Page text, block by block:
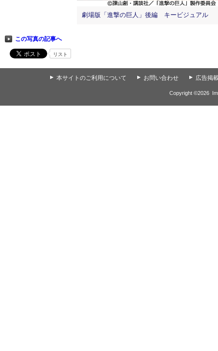
劇場版「進撃の巨人」後編 キービジュアル
この写真の記事へ
リスト
▲ 本サイトのご利用について ▲ お問い合わせ ▲ 広告掲
Copyright ©2026